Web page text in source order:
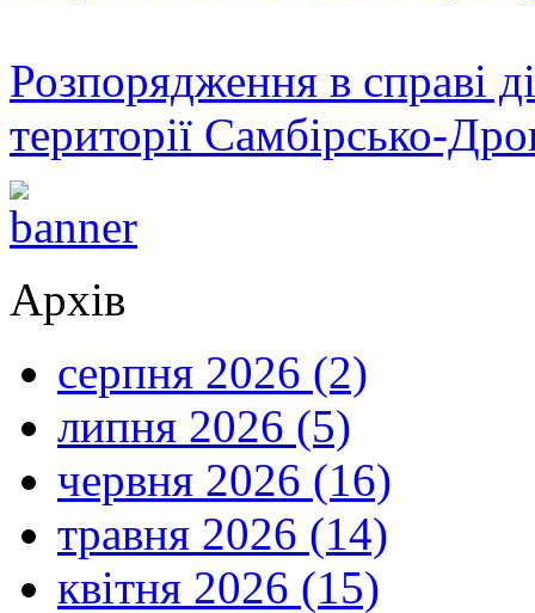
Розпорядження в справі
території Самбірсько-
Архів
серпня 2026 (2)
липня 2026 (5)
червня 2026 (16)
травня 2026 (14)
квітня 2026 (15)